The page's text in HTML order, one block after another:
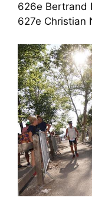
626e Bertrand
627e Christian